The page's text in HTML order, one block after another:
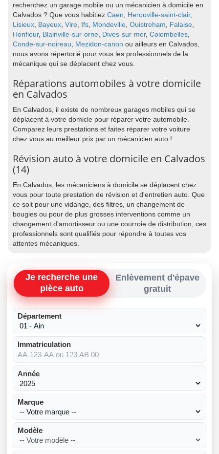
recherchez un garage mobile ou un mécanicien à domicile en
Calvados ? Que vous habitiez Caen, Herouville-saint-clair,
Lisieux, Bayeux, Vire, Ifs, Mondeville, Ouistreham, Falaise,
Honfleur, Blainville-sur-orne, Dives-sur-mer, Colombelles,
Conde-sur-noireau, Mezidon-canon ou ailleurs en Calvados,
nous avons répertorié pour vous les professionnels de la
mécanique qui se déplacent chez vous.
Réparations automobiles à votre domicile
en Calvados
En Calvados, il existe de nombreux garages mobiles qui se
déplacent à votre domicle pour réparer votre automobile.
Comparez leurs prestations et faites réparer votre voiture
chez vous au meilleur prix par un mécanicien auto !
Révision auto à votre domicile en Calvados
(14)
En Calvados, les mécaniciens à domicile se déplacent chez
vous pour toute prestation de révision et d'entretien auto. Que
ce soit pour une vidange, des filtres, un changement de
bougies ou pour de plus grosses interventions comme un
changement d'amortisseur ou une courroie de distribution, ces
professionnels sont qualifiés pour répondre à toutes vos
attentes mécaniques.
Je recherche une
pièce auto
Enlèvement d'épave
gratuit
Département
Immatriculation
Année
Marque
Modèle